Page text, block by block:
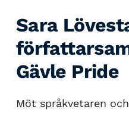
Sara
Gävle Pride
Möt språkvetaren